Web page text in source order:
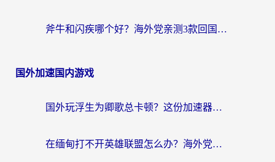
斧牛和闪疾哪个好？海外党亲测3款回国加速器，教你选到不踩坑的那一款
国外加速国内游戏
国外玩浮生为卿歌总卡顿？这份加速器选择指南帮你找回丝滑体验
在缅甸打不开英雄联盟怎么办？海外党亲测有效的国服游戏加速指南